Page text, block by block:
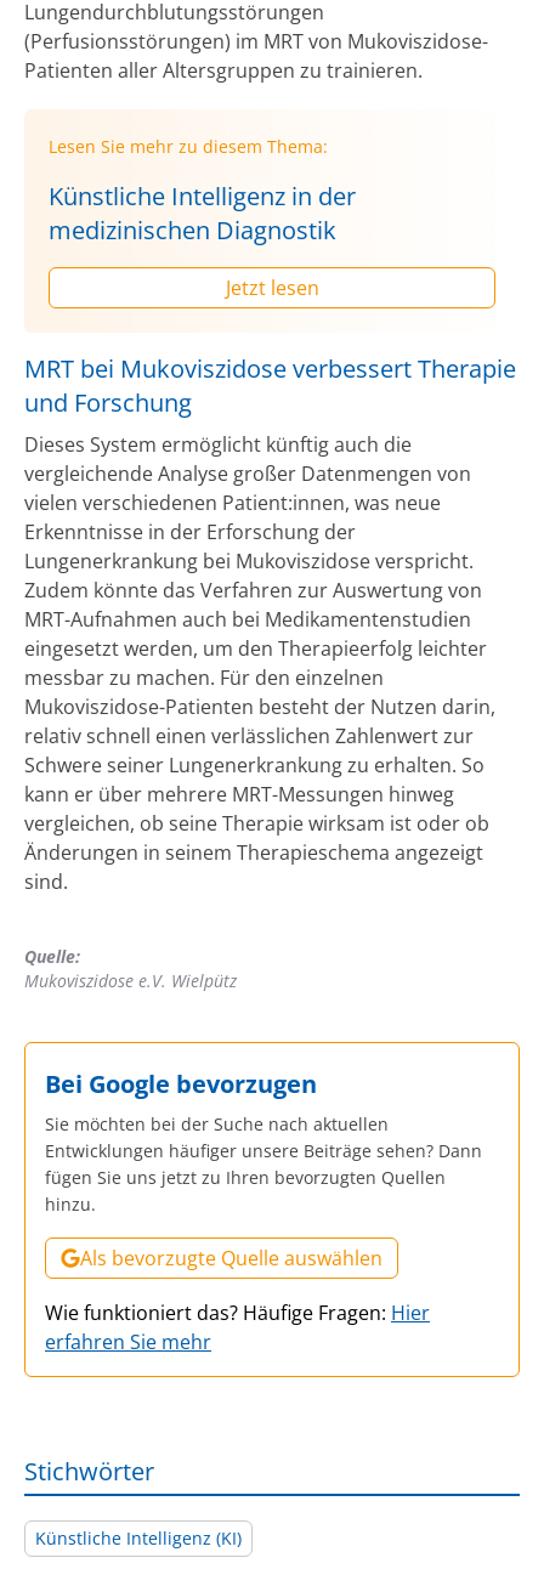
Lungendurchblutungsstörungen
(Perfusionsstörungen) im MRT von Mukoviszidose-
Patienten aller Altersgruppen zu trainieren.
Lesen Sie mehr zu diesem Thema:
Künstliche Intelligenz in der
medizinischen Diagnostik
Jetzt lesen
MRT bei Mukoviszidose verbessert Therapie
und Forschung
Dieses System ermöglicht künftig auch die
vergleichende Analyse großer Datenmengen von
vielen verschiedenen Patient:innen, was neue
Erkenntnisse in der Erforschung der
Lungenerkrankung bei Mukoviszidose verspricht.
Zudem könnte das Verfahren zur Auswertung von
MRT-Aufnahmen auch bei Medikamentenstudien
eingesetzt werden, um den Therapieerfolg leichter
messbar zu machen. Für den einzelnen
Mukoviszidose-Patienten besteht der Nutzen darin,
relativ schnell einen verlässlichen Zahlenwert zur
Schwere seiner Lungenerkrankung zu erhalten. So
kann er über mehrere MRT-Messungen hinweg
vergleichen, ob seine Therapie wirksam ist oder ob
Änderungen in seinem Therapieschema angezeigt
sind.
Quelle:
Mukoviszidose e.V. Wielpütz
Bei Google bevorzugen
Sie möchten bei der Suche nach aktuellen
Entwicklungen häufiger unsere Beiträge sehen? Dann
fügen Sie uns jetzt zu Ihren bevorzugten Quellen
hinzu.
Als bevorzugte Quelle auswählen
Wie funktioniert das? Häufige Fragen: Hier
erfahren Sie mehr
Stichwörter
Künstliche Intelligenz (KI)